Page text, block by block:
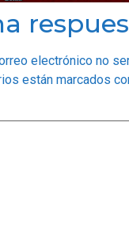
electrónico no
están marcados